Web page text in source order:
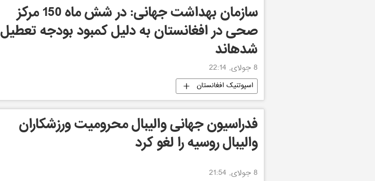
سازمان بهداشت جهانی: در شش ماه 150 مرکز
صحی در افغانستان به دلیل کمبود بودجه تعطیل
شدهاند
8 جولای, 22:14
اسپوتنیک افغانستان
فدراسیون جهانی والیبال محرومیت ورزشکاران
والیبال روسیه را لغو کرد
8 جولای, 21:54